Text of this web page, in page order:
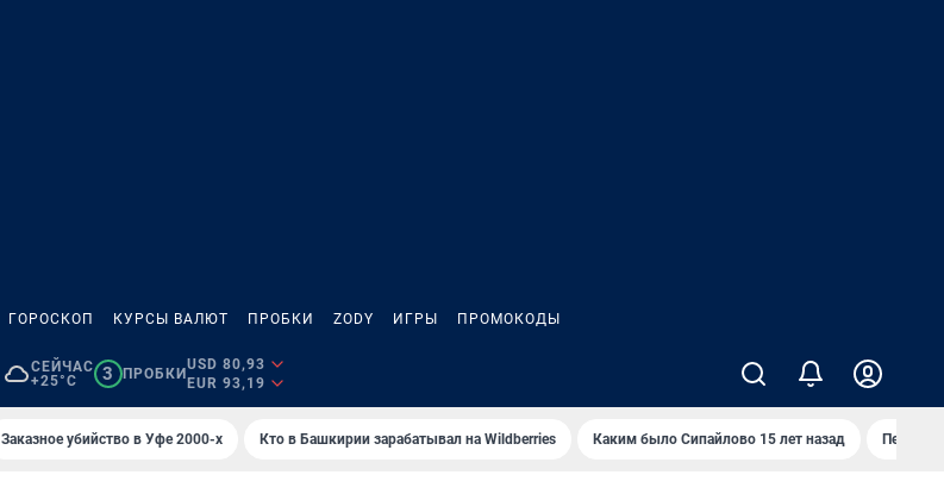
ГОРОСКОП КУРСЫ ВАЛЮТ ПРОБКИ ZODY ИГРЫ ПРОМОКОДЫ
СЕЙЧАС
+25°C
3 ПРОБКИ
USD 80,93
EUR 93,19
Заказное убийство в Уфе 2000-х Кто в Башкирии зарабатывал на Wildberries Каким было Сипайлово 15 лет назад